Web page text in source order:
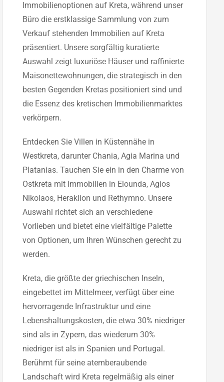
Immobilienoptionen auf Kreta, während unser
Büro die erstklassige Sammlung von zum
Verkauf stehenden Immobilien auf Kreta
präsentiert. Unsere sorgfältig kuratierte
Auswahl zeigt luxuriöse Häuser und raffinierte
Maisonettewohnungen, die strategisch in den
besten Gegenden Kretas positioniert sind und
die Essenz des kretischen Immobilienmarktes
verkörpern.
Entdecken Sie Villen in Küstennähe in
Westkreta, darunter Chania, Agia Marina und
Platanias. Tauchen Sie ein in den Charme von
Ostkreta mit Immobilien in Elounda, Agios
Nikolaos, Heraklion und Rethymno. Unsere
Auswahl richtet sich an verschiedene
Vorlieben und bietet eine vielfältige Palette
von Optionen, um Ihren Wünschen gerecht zu
werden.
Kreta, die größte der griechischen Inseln,
eingebettet im Mittelmeer, verfügt über eine
hervorragende Infrastruktur und eine
Lebenshaltungskosten, die etwa 30% niedriger
sind als in Zypern, das wiederum 30%
niedriger ist als in Spanien und Portugal.
Berühmt für seine atemberaubende
Landschaft wird Kreta regelmäßig als einer